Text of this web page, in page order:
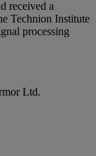
received a
Technion Institute
processing
Ltd.